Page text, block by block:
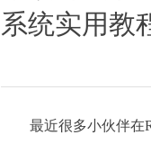
系统实用教
最近很多小伙伴在